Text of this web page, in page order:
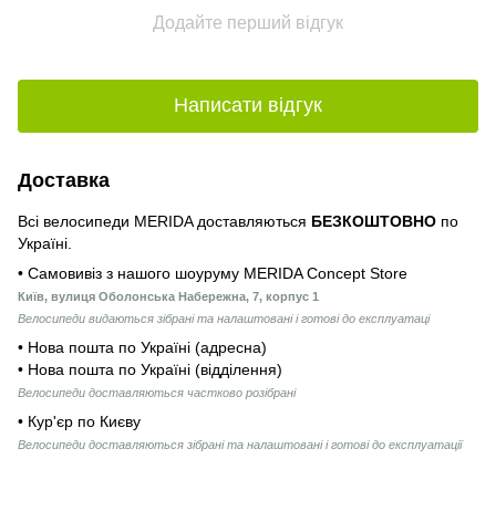
Додайте перший відгук
Написати відгук
Доставка
Всі велосипеди MERIDA доставляються БЕЗКОШТОВНО по
Україні.
• Самовивіз з нашого шоуруму MERIDA Concept Store
Київ, вулиця Оболонська Набережна, 7, корпус 1
Велосипеди видаються зібрані та налаштовані і готові до експлуатаці
• Нова пошта по Україні (адресна)
• Нова пошта по Україні (відділення)
Велосипеди доставляються частково розібрані
• Кур'єр по Києву
Велосипеди доставляються зібрані та налаштовані і готові до експлуатації